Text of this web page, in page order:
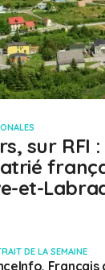
sur RFI :
et-
DE LA SEMAINE
Français